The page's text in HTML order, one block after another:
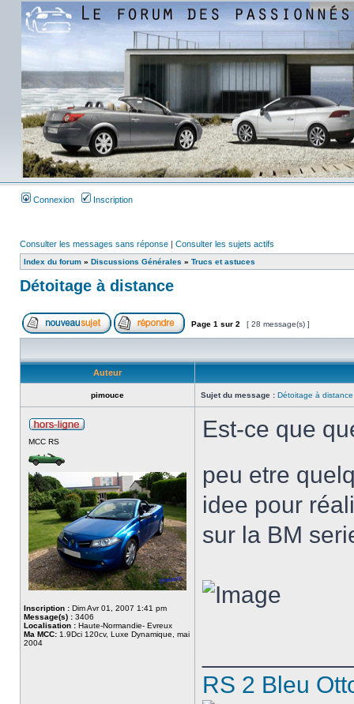
Connexion Inscription
Consulter les messages sans réponse | Consulter les sujets actifs
Index du forum » Discussions Générales » Trucs et astuces
Détoitage à distance
Page 1 sur 2 [ 28 message(s) ]
Auteur
pimouce Sujet du message : Détoitage à distance
MCC RS
Inscription : Dim Avr 01, 2007 1:41 pm
Message(s) : 3406
Localisation : Haute-Normandie- Evreux
Ma MCC: 1.9Dci 120cv, Luxe Dynamique, mai
2004
Est-ce que
peu etre
idee pour
sur la BM
RS 2 Bleu